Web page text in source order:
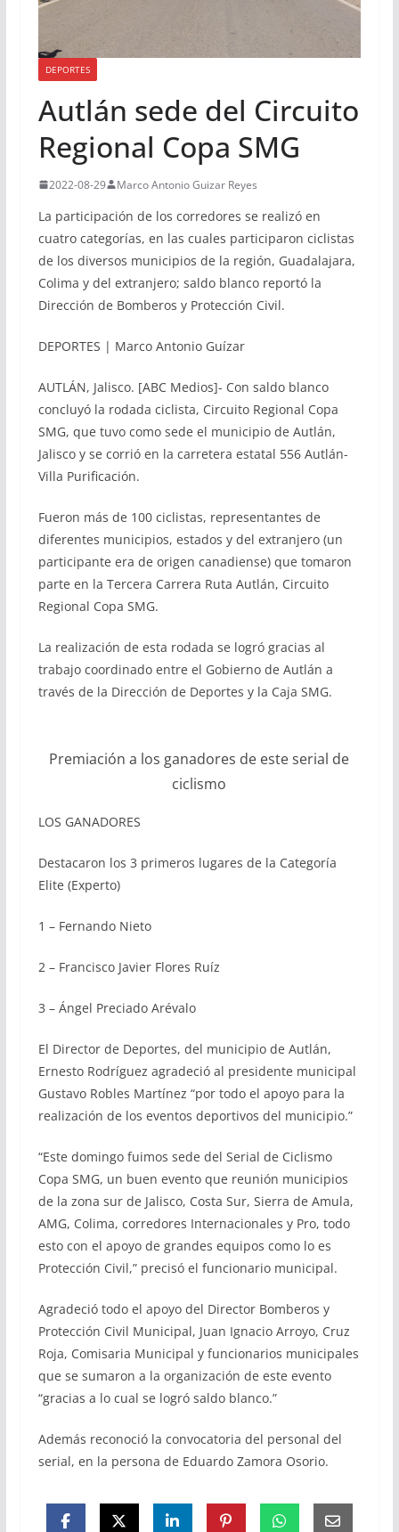
DEPORTES
Autlán sede del Circuito
Regional Copa SMG
2022-08-29 Marco Antonio Guizar Reyes
La participación de los corredores se realizó en
cuatro categorías, en las cuales participaron ciclistas
de los diversos municipios de la región, Guadalajara,
Colima y del extranjero; saldo blanco reportó la
Dirección de Bomberos y Protección Civil.
DEPORTES | Marco Antonio Guízar
AUTLÁN, Jalisco. [ABC Medios]- Con saldo blanco
concluyó la rodada ciclista, Circuito Regional Copa
SMG, que tuvo como sede el municipio de Autlán,
Jalisco y se corrió en la carretera estatal 556 Autlán-
Villa Purificación.
Fueron más de 100 ciclistas, representantes de
diferentes municipios, estados y del extranjero (un
participante era de origen canadiense) que tomaron
parte en la Tercera Carrera Ruta Autlán, Circuito
Regional Copa SMG.
La realización de esta rodada se logró gracias al
trabajo coordinado entre el Gobierno de Autlán a
través de la Dirección de Deportes y la Caja SMG.
Premiación a los ganadores de este serial de
ciclismo
LOS GANADORES
Destacaron los 3 primeros lugares de la Categoría
Elite (Experto)
1 – Fernando Nieto
2 – Francisco Javier Flores Ruíz
3 – Ángel Preciado Arévalo
El Director de Deportes, del municipio de Autlán,
Ernesto Rodríguez agradeció al presidente municipal
Gustavo Robles Martínez “por todo el apoyo para la
realización de los eventos deportivos del municipio.”
“Este domingo fuimos sede del Serial de Ciclismo
Copa SMG, un buen evento que reunión municipios
de la zona sur de Jalisco, Costa Sur, Sierra de Amula,
AMG, Colima, corredores Internacionales y Pro, todo
esto con el apoyo de grandes equipos como lo es
Protección Civil,” precisó el funcionario municipal.
Agradeció todo el apoyo del Director Bomberos y
Protección Civil Municipal, Juan Ignacio Arroyo, Cruz
Roja, Comisaria Municipal y funcionarios municipales
que se sumaron a la organización de este evento
“gracias a lo cual se logró saldo blanco.”
Además reconoció la convocatoria del personal del
serial, en la persona de Eduardo Zamora Osorio.